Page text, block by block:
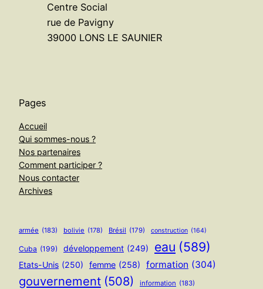
Centre Social
rue de Pavigny
39000 LONS LE SAUNIER
Pages
Accueil
Qui sommes-nous ?
Nos partenaires
Comment participer ?
Nous contacter
Archives
armée (183) bolivie (178) Brésil (179) construction (164)
Cuba (199) développement (249) eau (589)
Etats-Unis (250) femme (258) formation (304)
gouvernement (508) information (183)